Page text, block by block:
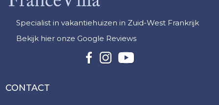
Specialist in vakantiehuizen in Zuid-West Frankrijk
Bekijk hier onze Google Reviews
CONTACT